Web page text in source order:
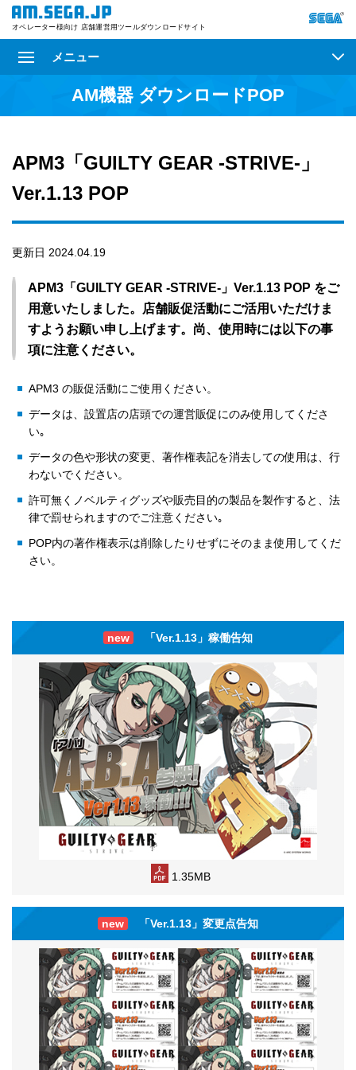
オペレーター様向け 店舗運営用ツールダウンロードサイト
メニュー
AM機器 ダウンロードPOP
APM3「GUILTY GEAR -STRIVE-」
Ver.1.13 POP
更新日 2024.04.19
APM3「GUILTY GEAR -STRIVE-」Ver.1.13 POP をご
用意いたしました。店舗販促活動にご活用いただけま
すようお願い申し上げます。尚、使用時には以下の事
項に注意ください。
APM3 の販促活動にご使用ください。
データは、設置店の店頭での運営販促にのみ使用してくださ
い｡
データの色や形状の変更、著作権表記を消去しての使用は、行
わないでください。
許可無くノベルティグッズや販売目的の製品を製作すると、法
律で罰せられますのでご注意ください｡
POP内の著作権表示は削除したりせずにそのまま使用してくだ
さい。
new 「Ver.1.13」稼働告知
1.35MB
new 「Ver.1.13」変更点告知